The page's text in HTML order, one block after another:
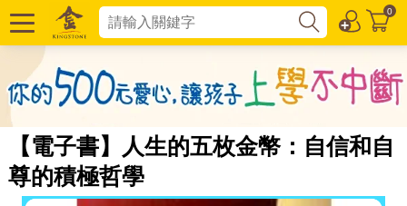
0
【電子書】人生的五枚金幣：自信和自
尊的積極哲學